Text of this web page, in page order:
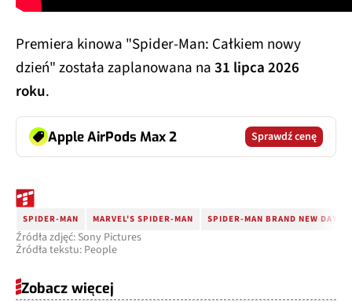
Premiera kinowa "Spider-Man: Całkiem nowy
dzień" została zaplanowana na31 lipca 2026
roku.
Apple AirPods Max 2 Sprawdź cenę
SPIDER-MAN MARVEL'S SPIDER-MAN SPIDER-MAN BRAND NEW DAY
Źródła zdjęć: Sony Pictures
Źródła tekstu: People
Zobacz więcej